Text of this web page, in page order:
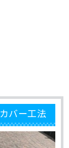
バー工法